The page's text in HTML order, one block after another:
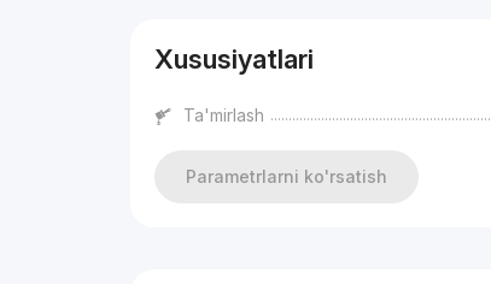
Xususiyatlari
Ta'mirlash
Parametrlarni ko'rsatish